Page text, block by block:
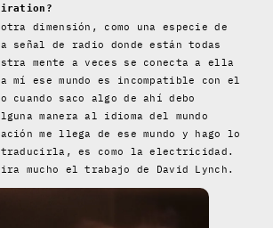
dimensión, como una especie de
señal de radio donde están todas
mente a veces se conecta a ella
mí ese mundo es incompatible con el
cuando saco algo de ahí debo
manera al idioma del mundo
me llega de ese mundo y hago lo
traducirla, es como la electricidad.
mucho el trabajo de David Lynch.